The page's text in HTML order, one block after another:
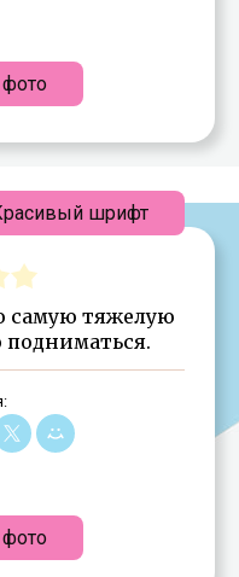
фото
самую тяжелую
подниматься.
фото
шрифт